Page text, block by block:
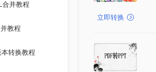
合并教程
教程
转换教程
立即转换